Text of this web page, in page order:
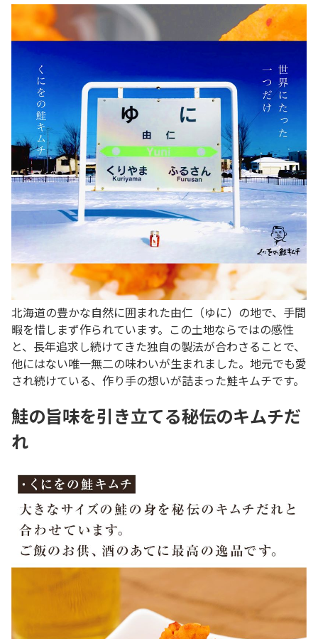
北海道の豊かな自然に囲まれた由仁（ゆに）の地で、手間
暇を惜しまず作られています。この土地ならではの感性
と、長年追求し続けてきた独自の製法が合わさることで、
他にはない唯一無二の味わいが生まれました。地元でも愛
され続けている、作り手の想いが詰まった鮭キムチです。
鮭の旨味を引き立てる秘伝のキムチだ
れ